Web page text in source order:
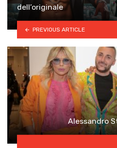
dell’originale
PREVIOUS ARTICLE
Alessandro